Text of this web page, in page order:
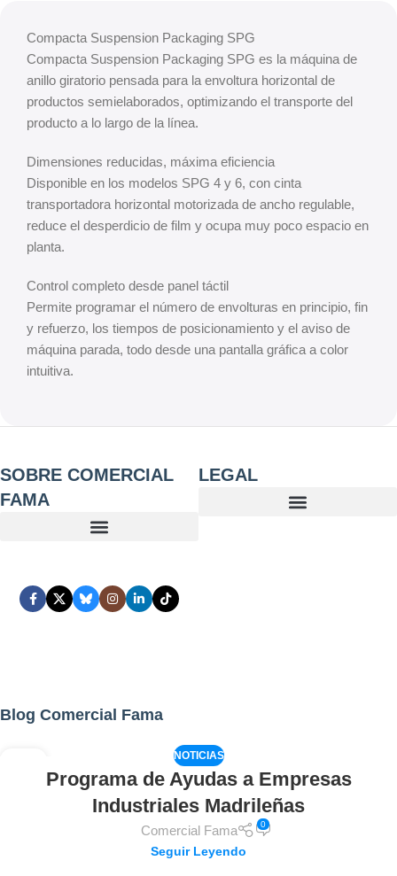
Compacta Suspension Packaging SPG
Compacta Suspension Packaging SPG es la máquina de
anillo giratorio pensada para la envoltura horizontal de
productos semielaborados, optimizando el transporte del
producto a lo largo de la línea.
Dimensiones reducidas, máxima eficiencia
Disponible en los modelos SPG 4 y 6, con cinta
transportadora horizontal motorizada de ancho regulable,
reduce el desperdicio de film y ocupa muy poco espacio en
planta.
Control completo desde panel táctil
Permite programar el número de envolturas en principio, fin
y refuerzo, los tiempos de posicionamiento y el aviso de
máquina parada, todo desde una pantalla gráfica a color
intuitiva.
SOBRE COMERCIAL
FAMA
LEGAL
Blog Comercial Fama
NOTICIAS
Programa de Ayudas a Empresas
Industriales Madrileñas
Comercial Fama 0
Seguir Leyendo